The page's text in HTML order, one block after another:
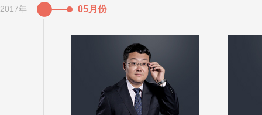
2017年 05月份